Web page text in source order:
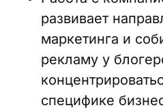
развивает
маркетинга и
рекламу у
специфике